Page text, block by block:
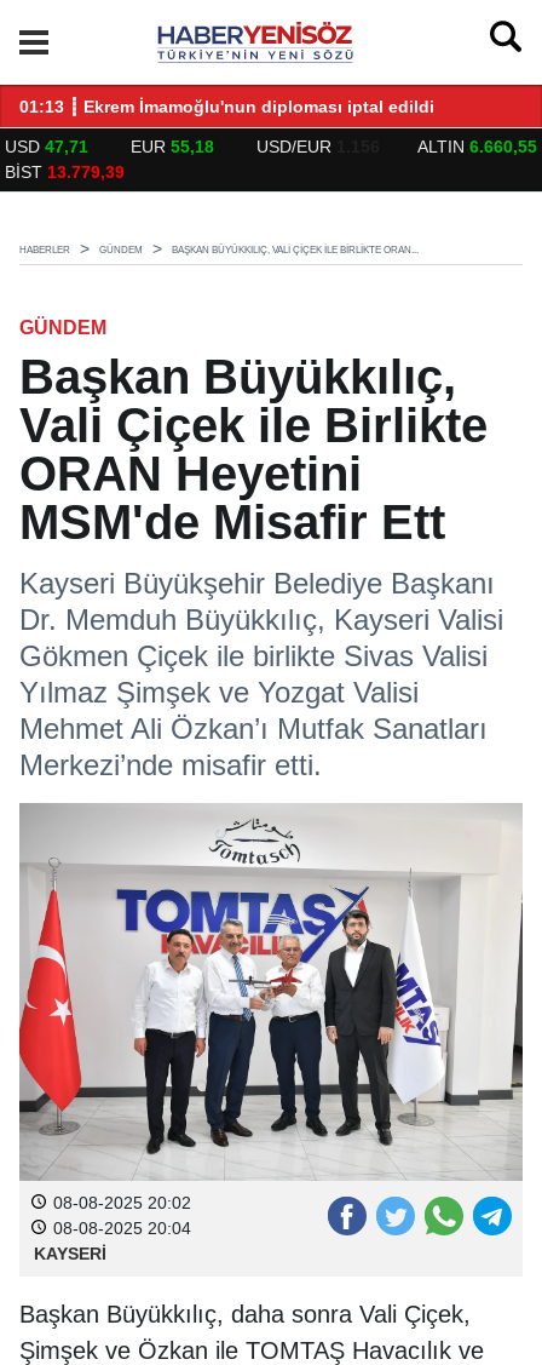
BULUŞTU
01:13 ┋ Ekrem İmamoğlu'nun diploması iptal edildi
USD 47,71 EUR 55,18 USD/EUR ALTIN 6.660,55
BİST 13.779,39
HABERLER GÜNDEM BAŞKAN BÜYÜKKILIÇ, VALI ÇIÇEK ILE BIRLIKTE ORAN...
GÜNDEM
Başkan Büyükkılıç,
Vali Çiçek ile Birlikte
ORAN Heyetini
MSM'de Misafir Ett
Kayseri Büyükşehir Belediye Başkanı
Dr. Memduh Büyükkılıç, Kayseri Valisi
Gökmen Çiçek ile birlikte Sivas Valisi
Yılmaz Şimşek ve Yozgat Valisi
Mehmet Ali Özkan’ı Mutfak Sanatları
Merkezi’nde misafir etti.
08-08-2025 20:02
08-08-2025 20:04
KAYSERİ
Başkan Büyükkılıç, daha sonra Vali Çiçek,
Şimşek ve Özkan ile TOMTAŞ Havacılık ve